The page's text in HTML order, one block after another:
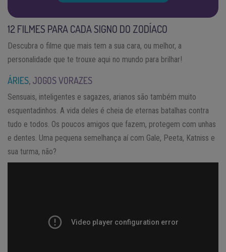
12 FILMES PARA CADA SIGNO DO ZODÍACO
Descubra o filme que mais tem a sua cara, ou melhor, a
personalidade que te trouxe aqui no mundo para brilhar!
ÁRIES, JOGOS VORAZES
Sensuais, inteligentes e sagazes, arianos são também muito
esquentadinhos. A vida deles é cheia de eternas batalhas contra
tudo e todos. Os poucos amigos que fazem, protegem com unhas
e dentes. Uma pequena semelhança aí com Gale, Peeta, Katniss e
sua turma, não?